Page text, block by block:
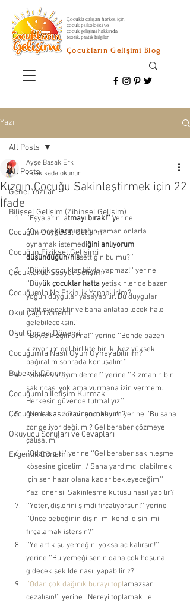
Çocukla çalışan herkes için
çocuk psikolojisi ve
çocuk gelişimi hakkında
teorik, pratik bilgiler
Çocukların Gelişimi Blog
Yazı
All Posts
Genel Yazılar
Bilişsel Gelişim (Zihinsel Gelişim)
Çocuğun Duygusal Gelişimi
Çocuğun Fiziksel Gelişimi
Çocuklarda Sosyal Gelişim
Çocuğumla Ne Etkinlik Yapabilirim?
Okul Çağı Dönemi
Okul Öncesi Dönemi
Çocuğumla Nasıl Oyun Oynayabilirim?
Bebeklik Dönemi
Çocuğumla İletişim Kurmak
Çocuğuma Nasıl Davranmalıyım?
Okuyucu Soruları ve Cevapları
Ergenlik Dönemi
All Posts
Kızgın Çocuğu Sakinleştirmek için 22
İfade
Ayşe Başak Erk
2 dakikada okunur
‘’Eşyalarını atmayı bırak!’’ yerine
‘’Oyuncaklarını attığın zaman onlarla
oynamak istemediğini anlıyorum
düşündüğün/hissettiğin bu mu?’’
‘’Büyük çocuklar böyle yapmaz!’’ yerine
‘’Büyük çocuklar hatta yetişkinler de bazen
yoğun duygular yaşayabilir. Bu duygular
hafifleyecektir ve bana anlatabilecek hale
gelebileceksin.’’
‘’Böyle kızgın olma!’’ yerine ‘’Bende bazen
kızıyorum gel birlikte bir iki kez yüksek
bağıralım sonrada konuşalım.’’
‘’Sakın vurayım deme!’’ yerine ‘’Kızmanın bir
sakıncası yok ama vurmana izin vermem.
Herkesin güvende tutmalıyız.’’
‘’Ne kadar zor bir çocuksun!’’ yerine ‘’Bu sana
zor geliyor değil mi? Gel beraber çözmeye
çalışalım.’’
‘’Odana git!’’ yerine ‘’Gel beraber sakinleşme
köşesine gidelim. / Sana yardımcı olabilmek
için sen hazır olana kadar bekleyeceğim.’’
Yazı önerisi: Sakinleşme kutusu nasıl yapılır?
‘’Yeter, dişlerini şimdi fırçalıyorsun!’’ yerine
‘’Önce bebeğinin dişini mi kendi dişini mi
fırçalamak istersin?’’
‘’Ye artık şu yemeğini yoksa aç kalırsın!’’
yerine ‘’Bu yemeği senin daha çok hoşuna
gidecek şekilde nasıl yapabiliriz?’’
‘’Odan çok dağınık burayı toplamazsan
cezalısın!’’ yerine ‘’Nereyi toplamak ile